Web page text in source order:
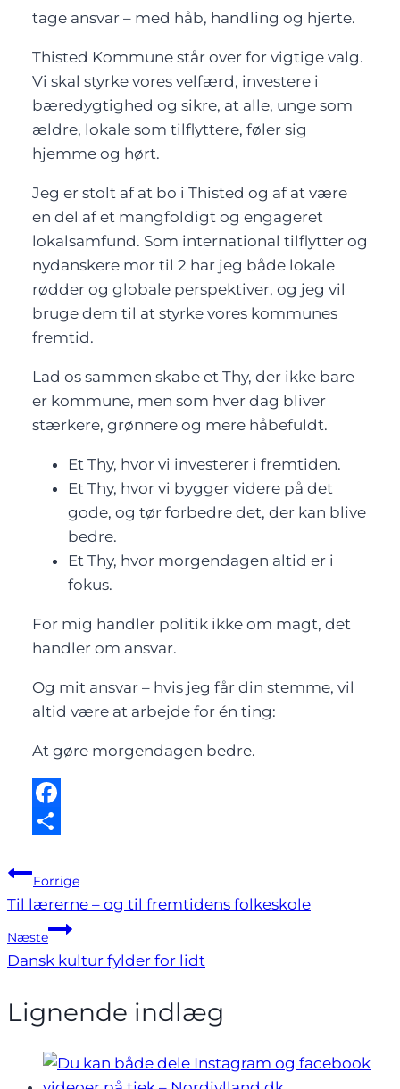
tage ansvar – med håb, handling og hjerte.
Thisted Kommune står over for vigtige valg.
Vi skal styrke vores velfærd, investere i
bæredygtighed og sikre, at alle, unge som
ældre, lokale som tilflyttere, føler sig
hjemme og hørt.
Jeg er stolt af at bo i Thisted og af at være
en del af et mangfoldigt og engageret
lokalsamfund. Som international tilflytter og
nydanskere mor til 2 har jeg både lokale
rødder og globale perspektiver, og jeg vil
bruge dem til at styrke vores kommunes
fremtid.
Lad os sammen skabe et Thy, der ikke bare
er kommune, men som hver dag bliver
stærkere, grønnere og mere håbefuldt.
Et Thy, hvor vi investerer i fremtiden.
Et Thy, hvor vi bygger videre på det
gode, og tør forbedre det, der kan blive
bedre.
Et Thy, hvor morgendagen altid er i
fokus.
For mig handler politik ikke om magt, det
handler om ansvar.
Og mit ansvar – hvis jeg får din stemme, vil
altid være at arbejde for én ting:
At gøre morgendagen bedre.
Facebook
Indlægsnavigation
Forrige
Til lærerne – og til fremtidens folkeskole
Næste
Dansk kultur fylder for lidt
Lignende indlæg